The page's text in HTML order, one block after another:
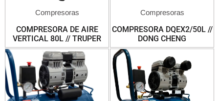
Compresoras
COMPRESORA DE AIRE
VERTICAL 80L // TRUPER
Compresoras
COMPRESORA DQEX2/50L //
DONG CHENG